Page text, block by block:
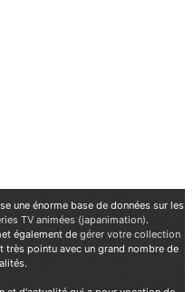
une énorme base de données sur les
TV animées (japanimation).
également de gérer votre collection
pointu avec un grand nombre de